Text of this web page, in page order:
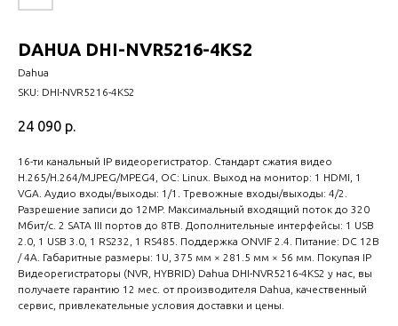
DAHUA DHI-NVR5216-4KS2
Dahua
SKU: DHI-NVR5216-4KS2
24 090 р.
16-ти канальный IP видеорегистратор. Стандарт сжатия видео
H.265/H.264/MJPEG/MPEG4, ОС: Linux. Выход на монитор: 1 HDMI, 1
VGA. Аудио входы/выходы: 1/1. Тревожные входы/выходы: 4/2.
Разрешение записи до 12MP. Максимальный входящий поток до 320
Мбит/с. 2 SATA III портов до 8TB. Дополнительные интерфейсы: 1 USB
2.0, 1 USB 3.0, 1 RS232, 1 RS485. Поддержка ONVIF 2.4. Питание: DC 12В
/ 4A. Габаритные размеры: 1U, 375 мм × 281.5 мм × 56 мм. Покупая IP
Видеорегистраторы (NVR, HYBRID) Dahua DHI-NVR5216-4KS2 у нас, вы
получаете гарантию 12 мес. от производителя Dahua, качественный
сервис, привлекательные условия доставки и цены.